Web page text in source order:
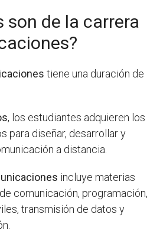
son de la carrera
tiene una duración de
, los estudiantes adquieren los
para diseñar, desarrollar y
a distancia.
incluye materias
comunicación, programación,
transmisión de datos y